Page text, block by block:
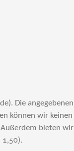
Die angegebenen
können wir keinen
bieten wir
1,50).